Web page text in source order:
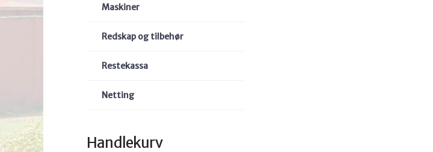
Maskiner
Redskap og tilbehør
Restekassa
Netting
Handlekurv